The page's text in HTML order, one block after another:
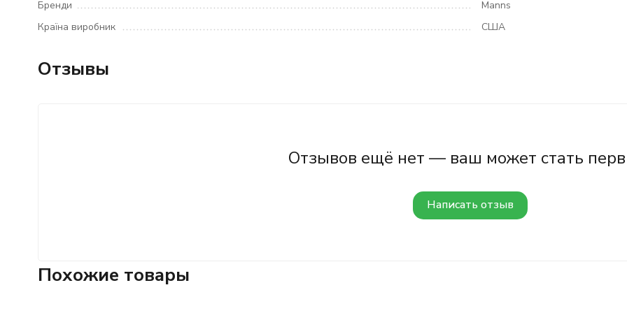
Бренди
Manns
Країна виробник
США
Отзывы
Отзывов ещё нет — ваш может стать
Написать отзыв
Похожие товары